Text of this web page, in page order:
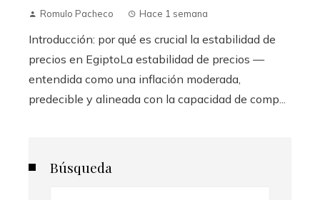
Romulo Pacheco Hace 1 semana
Introducción: por qué es crucial la estabilidad de
precios en EgiptoLa estabilidad de precios —
entendida como una inflación moderada,
predecible y alineada con la capacidad de comp...
Búsqueda